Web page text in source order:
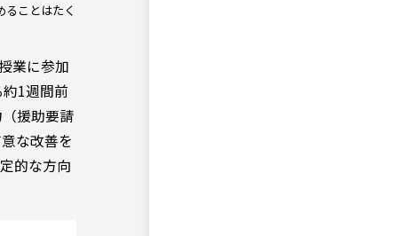
ことはたく
業に参加
1週間前
援助要請
な改善を
的な方向